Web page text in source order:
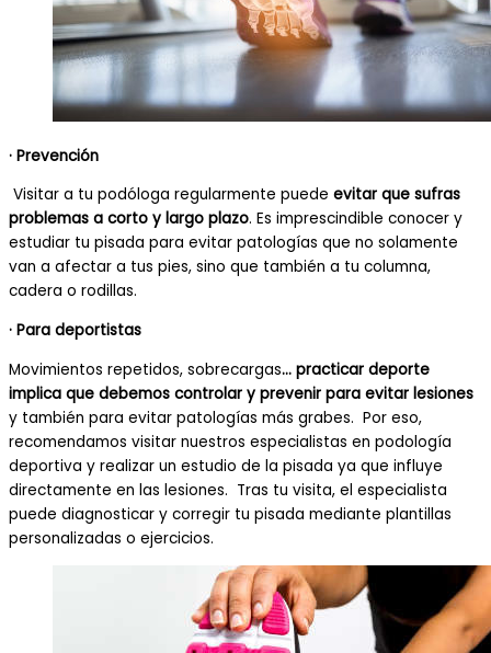
· Prevención
Visitar a tu podóloga regularmente puede evitar que sufras
problemas a corto y largo plazo. Es imprescindible conocer y
estudiar tu pisada para evitar patologías que no solamente
van a afectar a tus pies, sino que también a tu columna,
cadera o rodillas.
· Para deportistas
Movimientos repetidos, sobrecargas… practicar deporte
implica que debemos controlar y prevenir para evitar lesiones
y también para evitar patologías más grabes. Por eso,
recomendamos visitar nuestros especialistas en podología
deportiva y realizar un estudio de la pisada ya que influye
directamente en las lesiones. Tras tu visita, el especialista
puede diagnosticar y corregir tu pisada mediante plantillas
personalizadas o ejercicios.